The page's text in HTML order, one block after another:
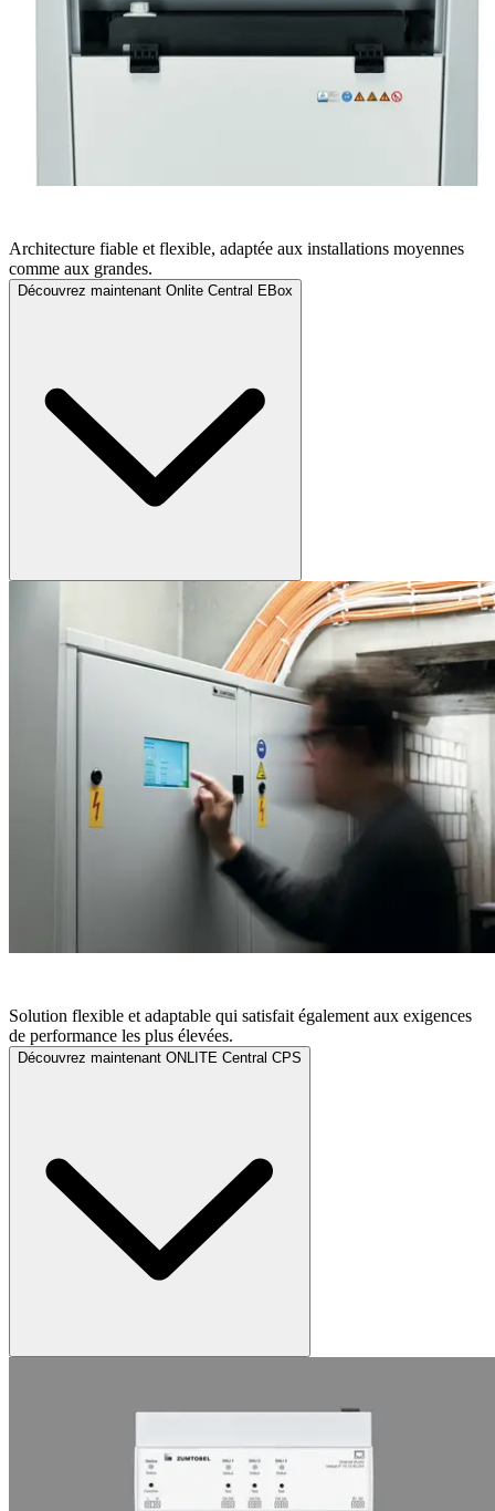
Architecture fiable et flexible, adaptée aux installations moyennes
comme aux grandes.
Découvrez maintenant Onlite Central EBox
Solution flexible et adaptable qui satisfait également aux exigences
de performance les plus élevées.
Découvrez maintenant ONLITE Central CPS